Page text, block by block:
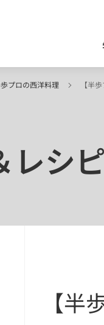
プロの西洋料理 【半
レシピ
【